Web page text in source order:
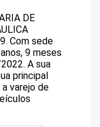
DE
. Com sede
9 meses
A sua
principal
varejo de